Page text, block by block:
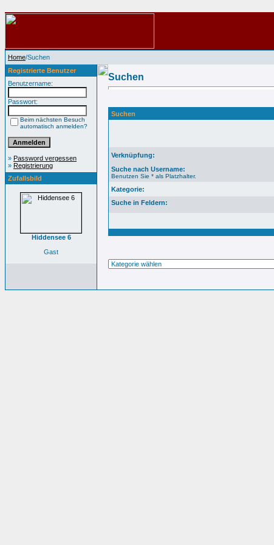
Home/Suchen
Registrierte Benutzer
Benutzername:
Passwort:
Beim nächsten Besuch
automatisch anmelden?
» Password vergessen
» Registrierung
Zufallsbild
Hiddensee 6
Gast
Suchen
Suchen
Verknüpfung:
Suche nach Username:
Benutzen Sie * als Platzhalter.
Kategorie:
Suche in Feldern: